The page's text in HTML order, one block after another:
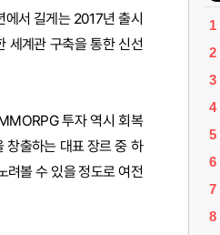
에서 길게는 2017년 출시
세계관 구축을 통한 신선
투자 역시 회복
창출하는 대표 장르 중 하
려볼 수 있을 정도로 여전
1
2
3
4
5
6
7
8